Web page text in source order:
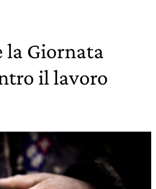
la Giornata
il lavoro